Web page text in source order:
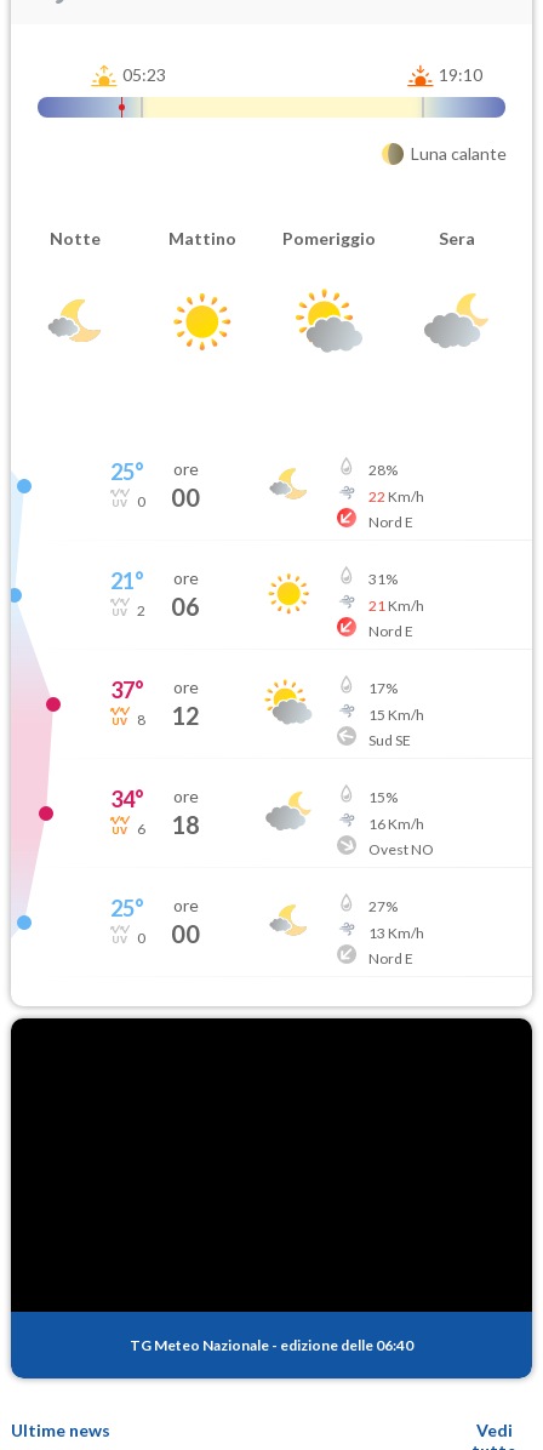
05:23 19:10
Luna calante
Notte Mattino Pomeriggio Sera
25°
0
ore
00
28%
22 Km/h
Nord E
21°
2
ore
06
31%
21 Km/h
Nord E
37°
8
ore
12
17%
15 Km/h
Sud SE
34°
6
ore
18
15%
16Km/h
Ovest NO
25°
0
ore
00
27%
13 Km/h
Nord E
TG Meteo Nazionale - edizione delle 06:40
Ultime news
Vedi